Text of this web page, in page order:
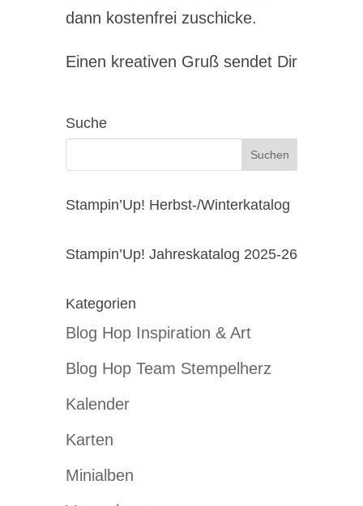
dann kostenfrei zuschicke.
Einen kreativen Gruß sendet Dir
Suche
Stampin’Up! Herbst-/Winterkatalog
Stampin’Up! Jahreskatalog 2025-26
Kategorien
Blog Hop Inspiration & Art
Blog Hop Team Stempelherz
Kalender
Karten
Minialben